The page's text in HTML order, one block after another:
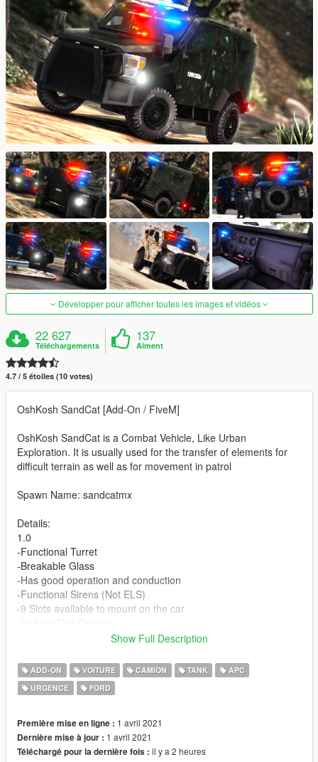
Développer pour afficher toutes les images et vidéos
22 627
Téléchargements
137
Aiment
4.7 / 5 étoiles (10 votes)
OshKosh SandCat [Add-On / FiveM]
OshKosh SandCat is a Combat Vehicle, Like Urban
Exploration. It is usually used for the transfer of elements for
difficult terrain as well as for movement in patrol
Spawn Name: sandcatmx
Details:
1.0
-Functional Turret
-Breakable Glass
-Has good operation and conduction
-Functional Sirens (Not ELS)
-9 Slots available to mount on the car
"Policia Estatal Tamaulipas"
"SEMAR"
"Grupo Operaciones Especiales Tamaulipas"
"Pintura en Blanco"
Any errors/failures Please notify us to find a solution
(Vehicle will likely be updated as the corresponding errors are
Show Full Description
ADD-ON VOITURE CAMION TANK
APC
URGENCE
FORD
Première mise en ligne : 1 avril 2021
Dernière mise à jour : 1 avril 2021
Téléchargé pour la dernière fois : il y a 2 heures